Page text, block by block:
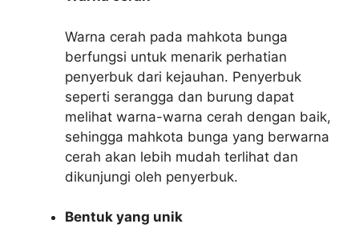
Warna cerah pada mahkota bunga
berfungsi untuk menarik perhatian
penyerbuk dari kejauhan. Penyerbuk
seperti serangga dan burung dapat
melihat warna-warna cerah dengan baik,
sehingga mahkota bunga yang berwarna
cerah akan lebih mudah terlihat dan
dikunjungi oleh penyerbuk.
Bentuk yang unik